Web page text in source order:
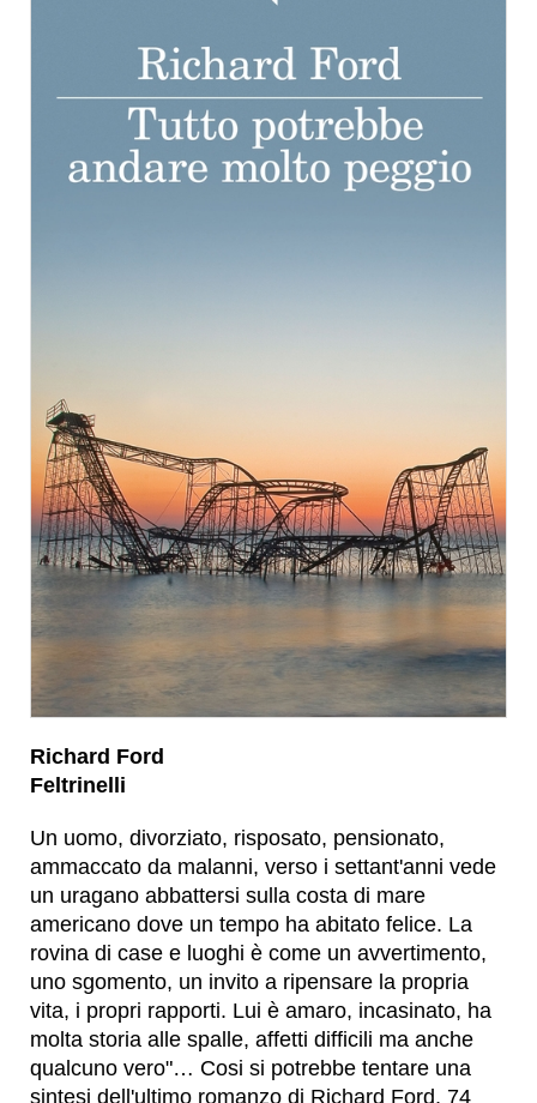
Richard Ford
Feltrinelli
Un uomo, divorziato, risposato, pensionato,
ammaccato da malanni, verso i settant'anni vede
un uragano abbattersi sulla costa di mare
americano dove un tempo ha abitato felice. La
rovina di case e luoghi è come un avvertimento,
uno sgomento, un invito a ripensare la propria
vita, i propri rapporti. Lui è amaro, incasinato, ha
molta storia alle spalle, affetti difficili ma anche
qualcuno vero"… Cosi si potrebbe tentare una
sintesi dell'ultimo romanzo di Richard Ford, 74